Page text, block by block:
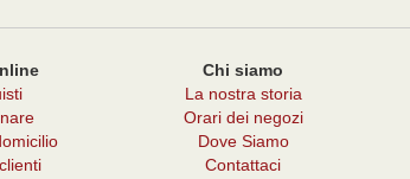
Chi siamo
La nostra storia
Orari dei negozi
Dove Siamo
Contattaci